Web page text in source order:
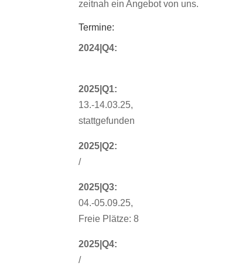
zeitnah ein Angebot von uns.
Termine:
2024|Q4:
2025|Q1:
13.-14.03.25,
stattgefunden
2025|Q2:
/
2025|Q3:
04.-05.09.25,
Freie Plätze: 8
2025|Q4:
/